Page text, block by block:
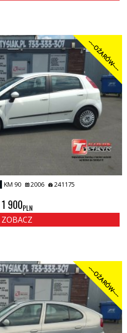
----OŻARÓW----
KM 90 2006 241175
1 900PLN
ZOBACZ
----OŻARÓW----